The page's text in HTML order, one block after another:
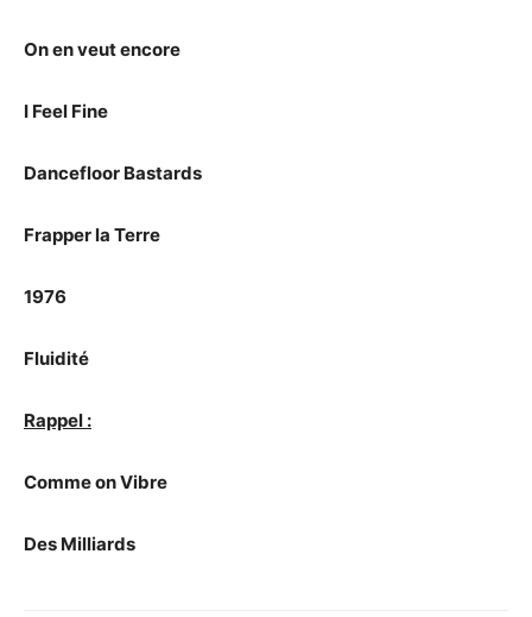
On en veut encore
I Feel Fine
Dancefloor Bastards
Frapper la Terre
1976
Fluidité
Rappel :
Comme on Vibre
Des Milliards